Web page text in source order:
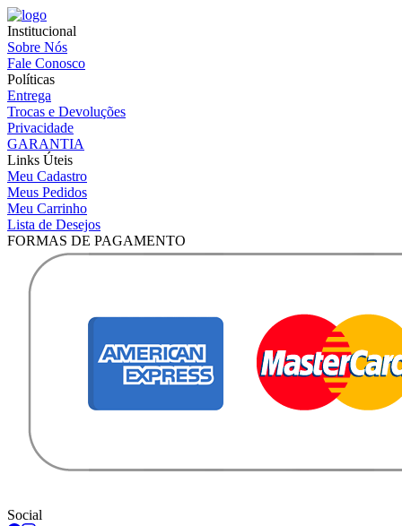
Institucional
Sobre Nós
Fale Conosco
Políticas
Entrega
Trocas e Devoluções
Privacidade
GARANTIA
Links Úteis
Meu Cadastro
Meus Pedidos
Meu Carrinho
Lista de Desejos
FORMAS DE PAGAMENTO
Social